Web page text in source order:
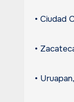
• Ciudad
•
•